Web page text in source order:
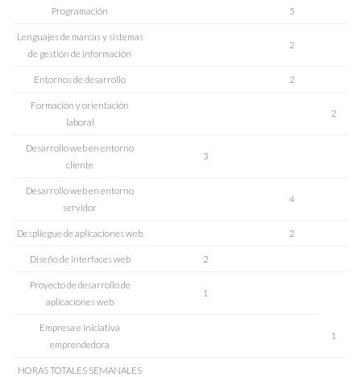
Programación 5
Lenguajes de marcas y sistemas
de gestión de información
2
Entornos de desarrollo 2
Formación y orientación
laboral
2
Desarrollo web en entorno
cliente
3
Desarrollo web en entorno
servidor
4
Despliegue de aplicaciones web 2
Diseño de interfaces web 2
Proyecto de desarrollo de
aplicaciones web
1
Empresa e iniciativa
emprendedora
1
HORAS TOTALES SEMANALES